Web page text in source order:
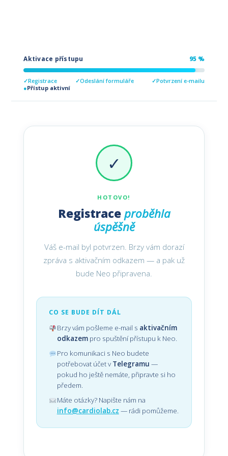
Aktivace přístupu 95 %
Registrace Odeslání formuláře
Potvrzení e-mailu
Přístup aktivní
✓
HOTOVO!
Registraceproběhla
úspěšně
Váš e-mail byl potvrzen. Brzy vám dorazí
zpráva s aktivačním odkazem — a pak už
bude Neo připravena.
CO SE BUDE DÍT DÁL
Brzy vám pošleme e-mail s aktivačním
odkazempro spuštění přístupu k Neo.
Pro komunikaci s Neo budete
potřebovat účet v Telegramu —
pokud ho ještě nemáte, připravte si ho
předem.
Máte otázky? Napište nám na
info@cardiolab.cz — rádi pomůžeme.